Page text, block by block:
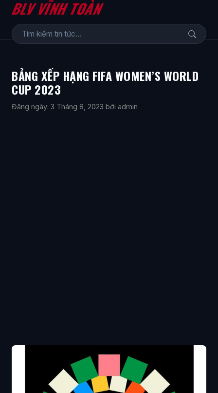
BLV VĨNH TOÀN
BẢNG XẾP HẠNG FIFA WOMEN’S WORLD
CUP 2023
Đăng ngày: 3 Tháng 8, 2023 bởi admin